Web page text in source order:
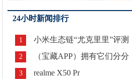
24小时新闻排行
1 小米生态链“尤克里里”评测
2 （宝藏APP）拥有它们分分
3 realme X50 Pr